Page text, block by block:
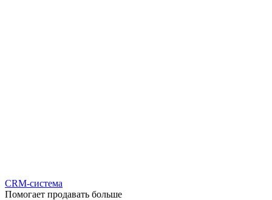
CRM-система
Помогает продавать больше